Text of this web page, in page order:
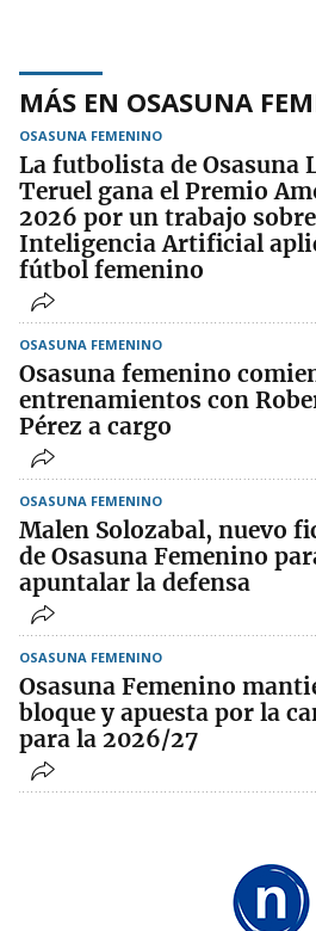
MÁS EN OSASUNA
OSASUNA FEMENINO
La futbolista de Osasuna
Teruel gana el Premio
2026 por un trabajo sobre
Inteligencia Artificial
fútbol femenino
OSASUNA FEMENINO
Osasuna femenino
entrenamientos con
Pérez a cargo
OSASUNA FEMENINO
Malen Solozabal, nuevo
de Osasuna Femenino
apuntalar la defensa
OSASUNA FEMENINO
Osasuna Femenino
bloque y apuesta por la
para la 2026/27